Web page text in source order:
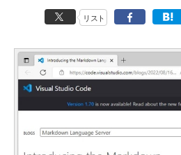
リスト